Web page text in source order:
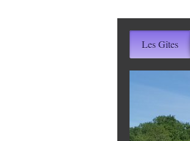
Les Gîtes